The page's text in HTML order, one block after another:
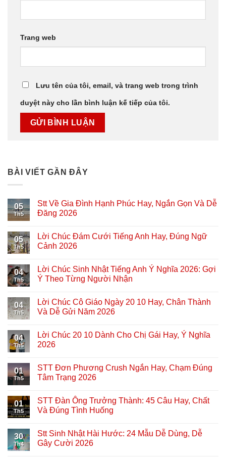
Trang web
Lưu tên của tôi, email, và trang web trong trình
duyệt này cho lần bình luận kế tiếp của tôi.
BÀI VIẾT GẦN ĐÂY
05
Th5
Stt Về Gia Đình Hạnh Phúc Hay, Ngắn Gọn Và Dễ
Đăng 2026
05
Th5
Lời Chúc Đám Cưới Tiếng Anh Hay, Đúng Ngữ
Cảnh 2026
04
Th5
Lời Chúc Sinh Nhật Tiếng Anh Ý Nghĩa 2026: Gợi
Ý Theo Từng Người Nhận
04
Th5
Lời Chúc Cô Giáo Ngày 20 10 Hay, Chân Thành
Và Dễ Gửi Năm 2026
04
Th5
Lời Chúc 20 10 Dành Cho Chị Gái Hay, Ý Nghĩa
2026
01
Th5
STT Đơn Phương Crush Ngắn Hay, Chạm Đúng
Tâm Trạng 2026
01
Th5
STT Đàn Ông Trưởng Thành: 45 Câu Hay, Chất
Và Đúng Tình Huống
30
Th4
Stt Sinh Nhật Hài Hước: 24 Mẫu Dễ Dùng, Dễ
Gây Cười 2026